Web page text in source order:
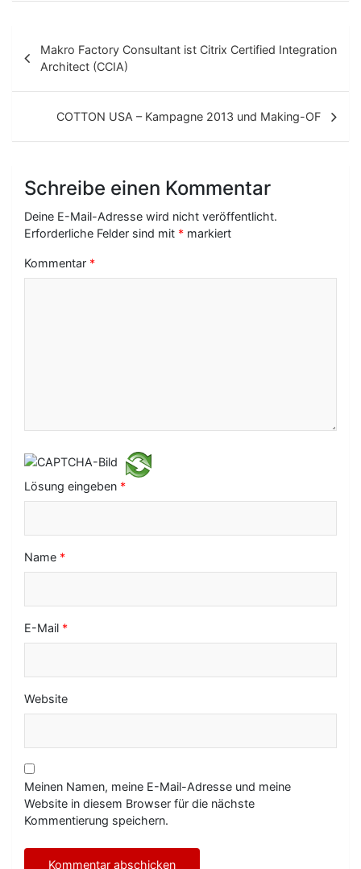
e
i
r
g
N
o
n
Makro Factory Consultant ist Citrix Certified Integration
Architect (CCIA)
COTTON USA – Kampagne 2013 und Making-OF
Schreibe einen Kommentar
Deine E-Mail-Adresse wird nicht veröffentlicht.
Erforderliche Felder sind mit * markiert
Kommentar *
Lösung eingeben *
Name *
E-Mail *
Website
Meinen Namen, meine E-Mail-Adresse und meine
Website in diesem Browser für die nächste
Kommentierung speichern.